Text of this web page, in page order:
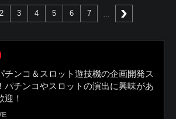
2 3 4 5 6 7
チンコ＆スロット遊技機の企画開発ス
パチンコやスロットの演出に興味があ
迎！